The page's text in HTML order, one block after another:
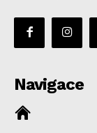
Navigace